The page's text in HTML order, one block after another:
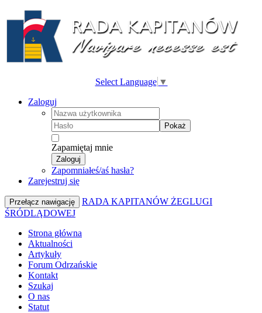
Select Language ▼
Zaloguj
Pokaż
Zapamiętaj mnie
Zaloguj
Zapomniałeś/aś hasła?
Zarejestruj się
Przełącz nawigację
RADA KAPITANÓW ŻEGLUGI
ŚRÓDLĄDOWEJ
Strona główna
Aktualności
Artykuły
Forum Odrzańskie
Kontakt
Szukaj
O nas
Statut